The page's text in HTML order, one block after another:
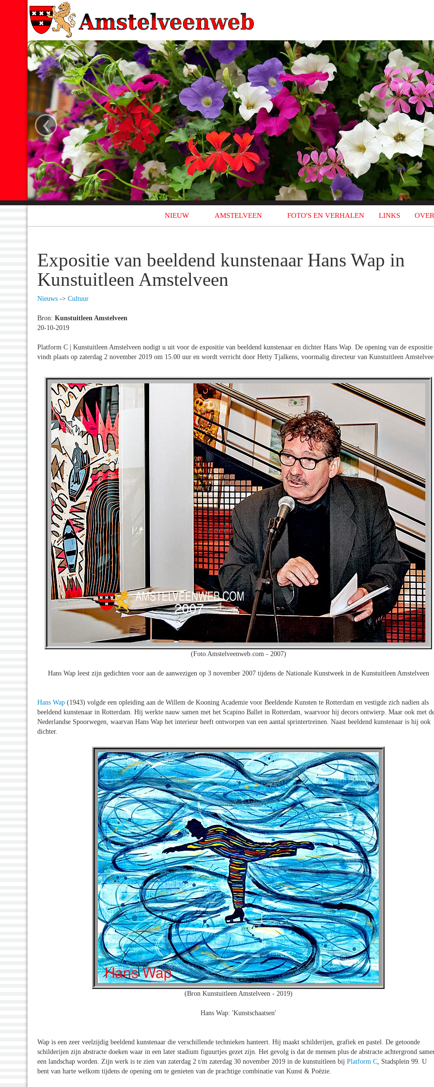
‹
NIEUW AMSTELVEEN FOTO'S EN VERHALEN LINKS
Expositie van beeldend kunstenaar Hans Wap in
Kunstuitleen Amstelveen
Nieuws -> Cultuur
Bron: Kunstuitleen Amstelveen
20-10-2019
Platform C | Kunstuitleen Amstelveen nodigt u uit voor de expositie van beeldend kunstenaar en dichter Hans Wap. De opening van de expositie
vindt plaats op zaterdag 2 november 2019 om 15.00 uur en wordt verricht door Hetty Tjalkens, voormalig directeur van Kunstuitleen
(Foto Amstelveenweb.com - 2007)
Hans Wap leest zijn gedichten voor aan de aanwezigen op 3 november 2007 tijdens de Nationale Kunstweek in de Kunstuitleen Amstelveen
Hans Wap (1943) volgde een opleiding aan de Willem de Kooning Academie voor Beeldende Kunsten te Rotterdam en vestigde zich nadien als
beeldend kunstenaar in Rotterdam. Hij werkte nauw samen met het Scapino Ballet in Rotterdam, waarvoor hij decors ontwierp. Maar ook met
Nederlandse Spoorwegen, waarvan Hans Wap het interieur heeft ontworpen van een aantal sprintertreinen. Naast beeldend kunstenaar is hij ook
dichter.
(Bron Kunstuitleen Amstelveen - 2019)
Hans Wap: 'Kunstschaatsen'
Wap is een zeer veelzijdig beeldend kunstenaar die verschillende technieken hanteert. Hij maakt schilderijen, grafiek en pastel. De getoonde
schilderijen zijn abstracte doeken waar in een later stadium figuurtjes gezet zijn. Het gevolg is dat de mensen plus de abstracte achtergrond
een landschap worden. Zijn werk is te zien van zaterdag 2 t/m zaterdag 30 november 2019 in de kunstuitleen bij Platform C , Stadsplein 99. U
bent van harte welkom tijdens de opening om te genieten van de prachtige combinatie van Kunst & Poëzie.